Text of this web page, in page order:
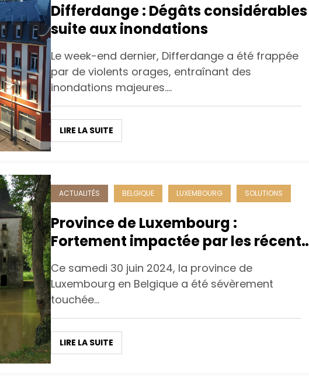
Differdange : Dégâts considérables
suite aux inondations
Le week-end dernier, Differdange a été frappée
par de violents orages, entraînant des
inondations majeures.…
LIRE LA SUITE
ACTUALITÉS BELGIQUE LUXEMBOURG SOLUTIONS
Province de Luxembourg :
Fortement impactée par les récents
orages
Ce samedi 30 juin 2024, la province de
Luxembourg en Belgique a été sévèrement
touchée…
LIRE LA SUITE